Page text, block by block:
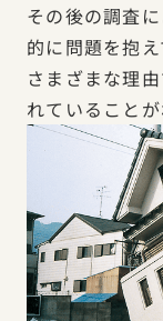
その後の調査
的に問題を抱
さまざまな理
れていることが